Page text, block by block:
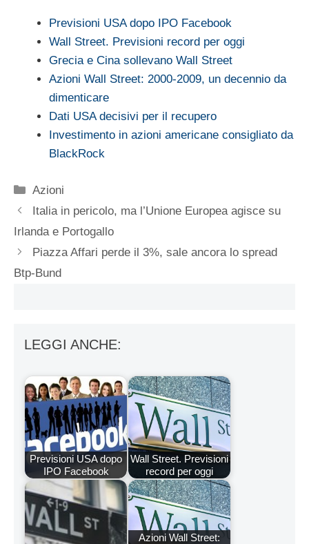
Previsioni USA dopo IPO Facebook
Wall Street. Previsioni record per oggi
Grecia e Cina sollevano Wall Street
Azioni Wall Street: 2000-2009, un decennio da
dimenticare
Dati USA decisivi per il recupero
Investimento in azioni americane consigliato da
BlackRock
Categorie
Azioni
Italia in pericolo, ma l’Unione Europea agisce su
Irlanda e Portogallo
Piazza Affari perde il 3%, sale ancora lo spread
Btp-Bund
LEGGI ANCHE:
Previsioni USA dopo
IPO Facebook
Wall Street. Previsioni
record per oggi
Azioni Wall Street: